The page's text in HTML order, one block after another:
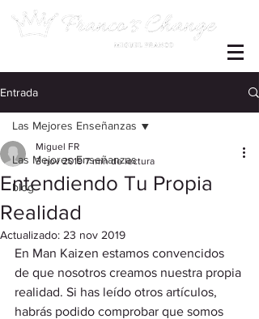
Entrada
Las Mejores Enseñanzas
blog
Las Mejores Enseñanzas
Entendiendo Tu Propia
Realidad
Miguel FR
3 nov 2019 7 min de lectura
Actualizado: 23 nov 2019
En Man Kaizen estamos convencidos
de que nosotros creamos nuestra propia
realidad. Si has leído otros artículos,
habrás podido comprobar que somos